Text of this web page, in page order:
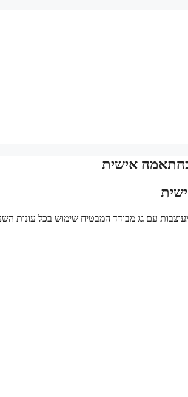
בהתאמה אישית
עם גג מבודד המבטיח שימוש בכל עונות